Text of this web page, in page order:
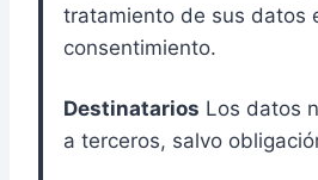
tratamiento de sus datos
consentimiento.
Destinatarios Los datos
a terceros, salvo